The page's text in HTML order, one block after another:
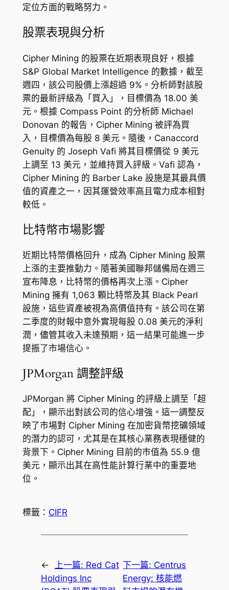
定位方面的戰略努力。
股票表現與分析
Cipher Mining 的股票在近期表現良好，根據
S&P Global Market Intelligence 的數據，截至
週四，該公司股價上漲超過 9%。分析師對該股
票的最新評級為「買入」，目標價為 18.00 美
元。根據 Compass Point 的分析師 Michael
Donovan 的報告，Cipher Mining 被評為買
入，目標價為每股 8 美元。隨後，Canaccord
Genuity 的 Joseph Vafi 將其目標價從 9 美元
上調至 13 美元，並維持買入評級。Vafi 認為，
Cipher Mining 的 Barber Lake 設施是其最具價
值的資產之一，因其運營效率高且電力成本相對
較低。
比特幣市場影響
近期比特幣價格回升，成為 Cipher Mining 股票
上漲的主要推動力。隨著美國聯邦儲備局在週三
宣布降息，比特幣的價格再次上漲。Cipher
Mining 擁有 1,063 顆比特幣及其 Black Pearl
設施，這些資產被視為高價值持有。該公司在第
二季度的財報中意外實現每股 0.08 美元的淨利
潤，儘管其收入未達預期，這一結果可能進一步
提振了市場信心。
JPMorgan 調整評級
JPMorgan 將 Cipher Mining 的評級上調至「超
配」，顯示出對該公司的信心增強。這一調整反
映了市場對 Cipher Mining 在加密貨幣挖礦領域
的潛力的認可，尤其是在其核心業務表現穩健的
背景下。Cipher Mining 目前的市值為 55.9 億
美元，顯示出其在高性能計算行業中的重要地
位。
標籤： CIFR
← 上一篇: Red Cat
Holdings Inc
下一篇: Centrus
Energy: 核能燃